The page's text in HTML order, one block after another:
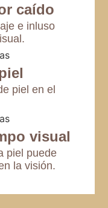
caído
e inluso
piel en el
visual
piel puede
la visión.